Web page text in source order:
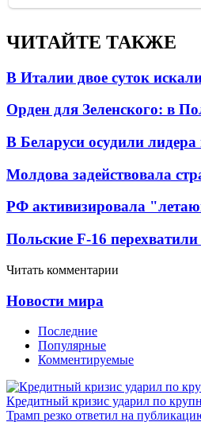
ЧИТАЙТЕ ТАКЖЕ
В Италии двое суток
Орден для Зеленского: в
В Беларуси осудили
Молдова задействовала
РФ активизировала
Польские F-16
Читать комментарии
Новости мира
Последние
Популярные
Комментируемые
Кредитный кризис ударил по
Трамп резко ответил на